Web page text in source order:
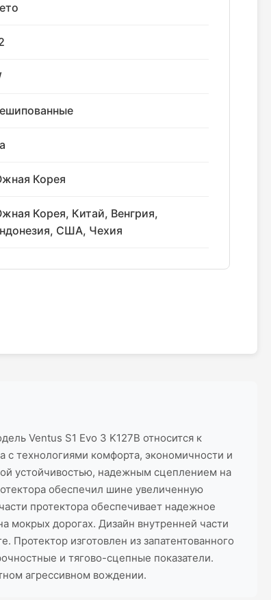
Корея
Корея, Китай, Венгрия,
США, Чехия
Ventus S1 Evo 3 K127B относится к
с технологиями комфорта, экономичности и
устойчивостью, надежным сцеплением на
обеспечил шине увеличенную
протектора обеспечивает надежное
мокрых дорогах. Дизайн внутренней части
Протектор изготовлен из запатентованного
и тягово-сцепные показатели.
агрессивном вождении.